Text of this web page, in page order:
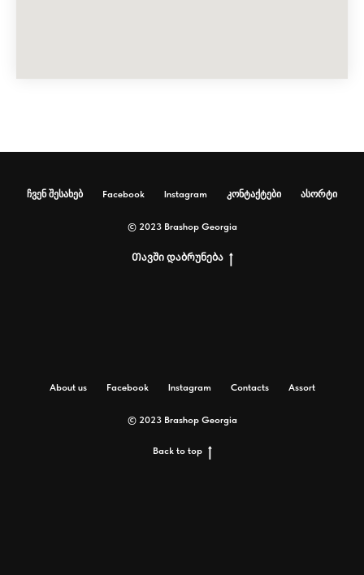
ჩვენ შესახებ Facebook Instagram კონტაქტები ასორტი
© 2023 Brashop Georgia
Თავში დაბრუნება
About us Facebook Instagram Contacts Assort
© 2023 Brashop Georgia
Back to top